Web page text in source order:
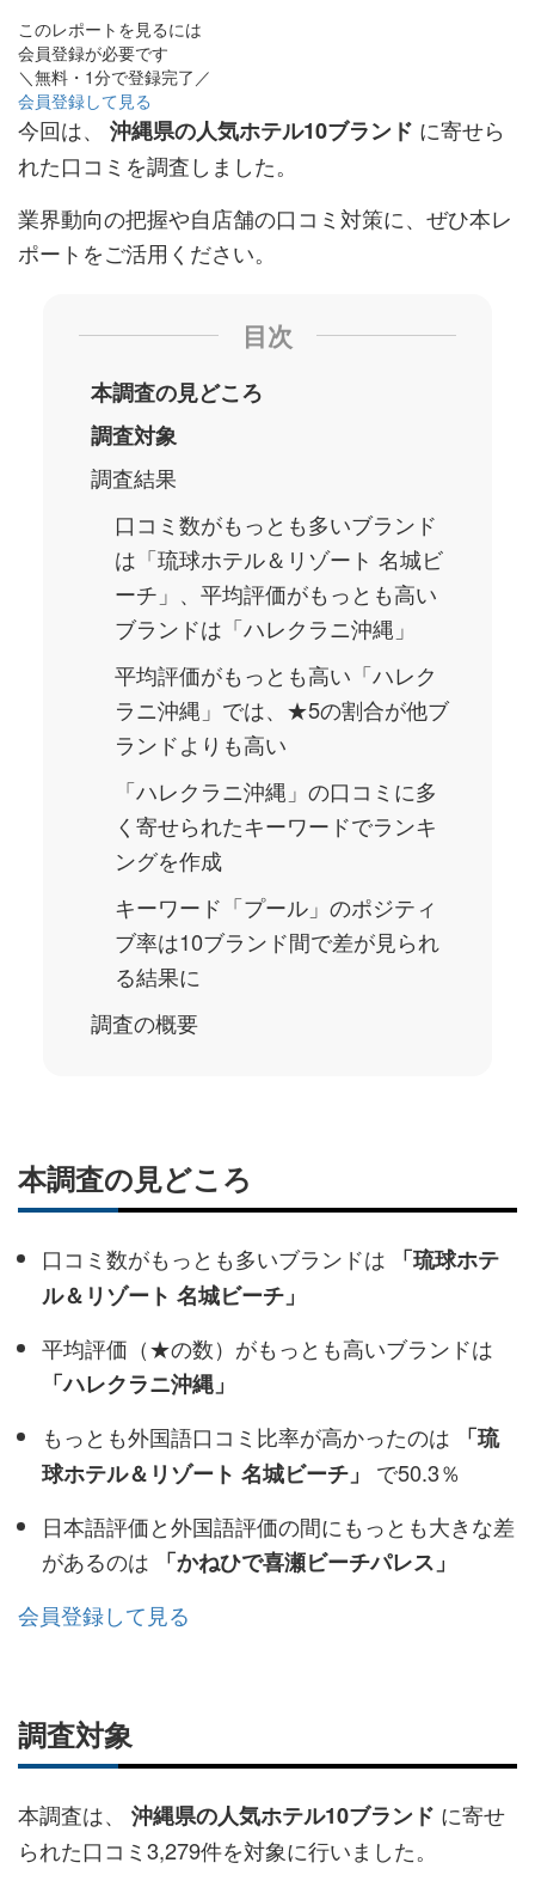
このレポートを見るには
会員登録が必要です
＼無料・1分で登録完了／
会員登録して見る
今回は、 沖縄県の人気ホテル10ブランド に寄せら
れた口コミを調査しました。
業界動向の把握や自店舗の口コミ対策に、ぜひ本レ
ポートをご活用ください。
目次
​​本調査の見どころ
調査対象
調査結果
口コミ数がもっとも多いブランド
は「琉球ホテル＆リゾート 名城ビ
ーチ」、平均評価がもっとも高い
ブランドは「ハレクラニ沖縄」
平均評価がもっとも高い「ハレク
ラニ沖縄」では、★5の割合が他ブ
ランドよりも高い
「ハレクラニ沖縄」の口コミに多
く寄せられたキーワードでランキ
ングを作成
キーワード「プール」のポジティ
ブ率は10ブランド間で差が見られ
る結果に
調査の概要
​​本調査の見どころ
口コミ数がもっとも多いブランドは
「琉球ホテ
ル＆リゾート 名城ビーチ」
平均評価（★の数）がもっとも高いブランドは
「ハレクラニ沖縄」
もっとも外国語口コミ比率が高かったのは
「琉
球ホテル＆リゾート 名城ビーチ」
で50.3％
日本語評価と外国語評価の間にもっとも大きな差
があるのは
「かねひで喜瀬ビーチパレス」
会員登録して見る
調査対象
本調査は、 沖縄県の人気ホテル10ブランド に寄せ
られた口コミ3,279件を対象に行いました。